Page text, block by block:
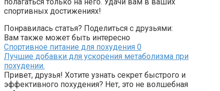
спортивных достижениях!
Понравилась статья? Поделиться с друзьями:
Вам также может быть интересно
Спортивное питание для похудения 0
Лучшие добавки для ускорения метаболизма при
похудении.
Привет, друзья! Хотите узнать секрет быстрого и
эффективного похудения? Нет, это не волшебная